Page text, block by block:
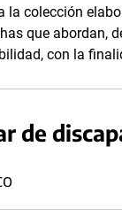
la colección
que abordan,
con la
de